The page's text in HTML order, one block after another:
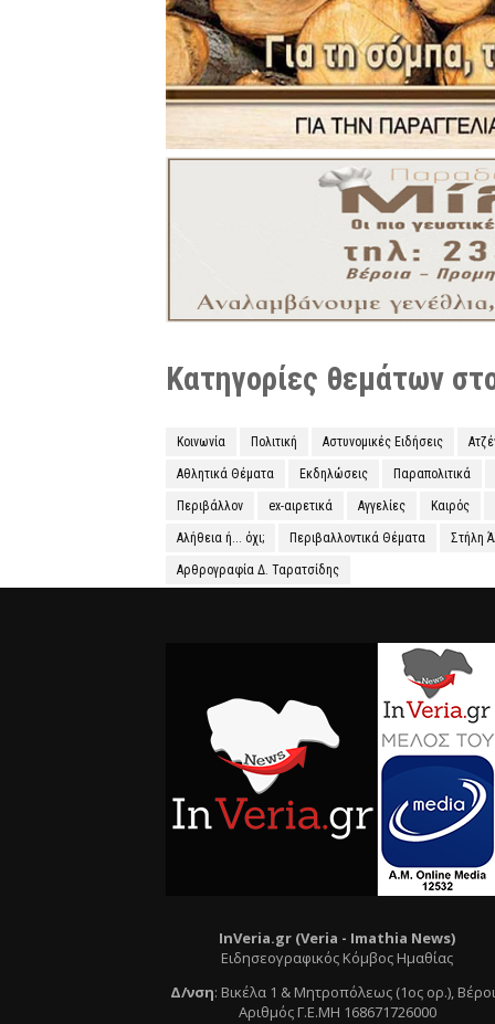
Κατηγορίες θεμάτων
Κοινωνία Πολιτική Αστυνομικές Ειδήσεις
Αθλητικά Θέματα Εκδηλώσεις Παραπολιτικά
Περιβάλλον ex-αιρετικά Αγγελίες Καιρός
Αλήθεια ή... όχι; Περιβαλλοντικά Θέματα Στήλη
Αρθρογραφία Δ. Ταρατσίδης
InVeria.gr (Veria - Ιmathia News)
Ειδησεογραφικός Κόμβος Ημαθίας
Δ/νση: Βικέλα 1 & Μητροπόλεως (1ος ορ.),
Αριθμός Γ.Ε.ΜΗ 168671726000